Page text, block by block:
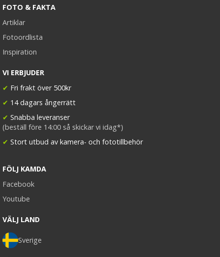
FOTO & FAKTA
Artiklar
Fotoordlista
Inspiration
VI ERBJUDER
✔ Fri frakt över 500kr
✔ 14 dagars ångerrätt
✔ Snabba leveranser
(beställ före 14:00 så skickar vi idag*)
✔ Stort utbud av kamera- och fototillbehör
FÖLJ KAMDA
Facebook
Youtube
VÄLJ LAND
Sverige